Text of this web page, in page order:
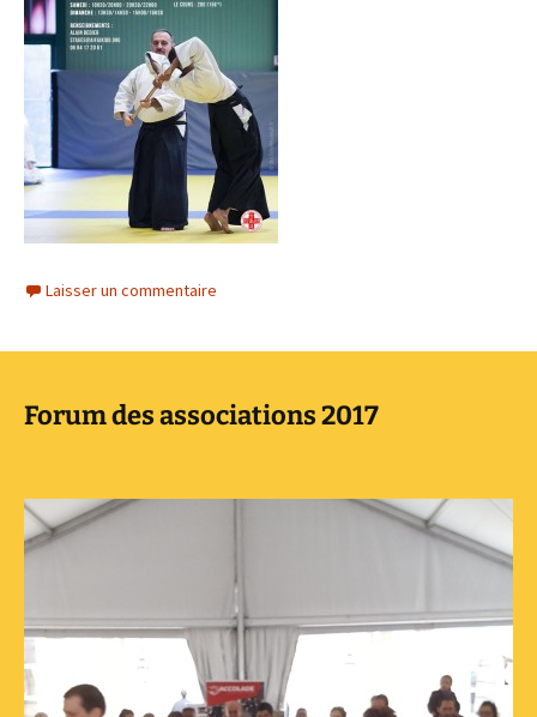
Laisser un commentaire
Forum des associations 2017